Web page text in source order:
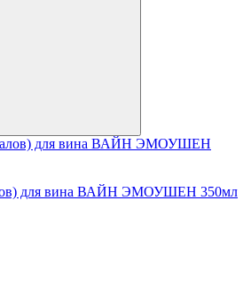
для вина ВАЙН ЭМОУШЕН 350мл